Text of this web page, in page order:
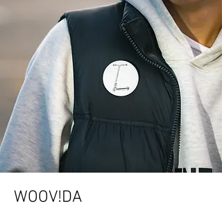
WOOV!DA